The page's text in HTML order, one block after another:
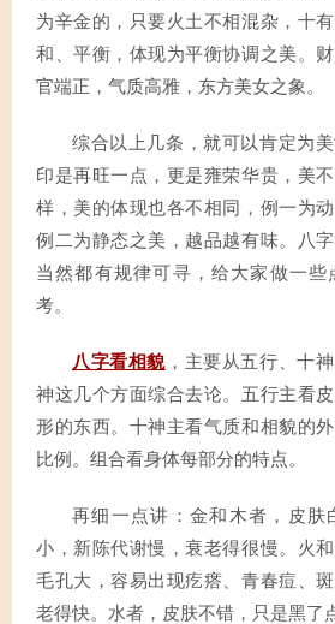
为辛金的，只要火土不相混杂，十
和、平衡，体现为平衡协调之美。
官端正，气质高雅，东方美女之象。
综合以上几条，就可以肯定为
印是再旺一点，更是雍荣华贵，美
样，美的体现也各不相同，例一为
例二为静态之美，越品越有味。八
当然都有规律可寻，给大家做一些
考。
八字看相貌，主要从五行、十
神这几个方面综合去论。五行主看
形的东西。十神主看气质和相貌的
比例。组合看身体每部分的特点。
再细一点讲：金和木者，皮肤
小，新陈代谢慢，衰老得很慢。火和
毛孔大，容易出现疙瘩、青春痘、
老得快。水者，皮肤不错，只是黑了